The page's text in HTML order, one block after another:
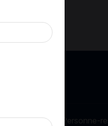
Cookies Personne-